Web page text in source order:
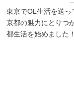
東京でOL生活を送っ
京都の魅力にとりつ
都生活を始めました！